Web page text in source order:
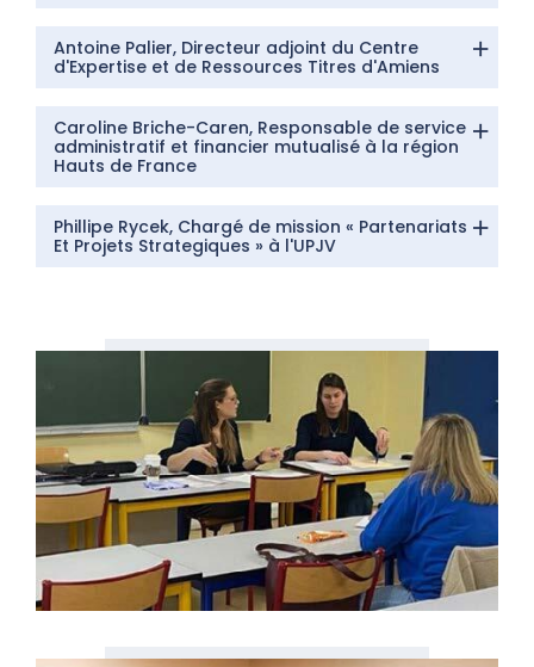
Antoine Palier, Directeur adjoint du Centre
d'Expertise et de Ressources Titres d'Amiens
Caroline Briche-Caren, Responsable de service
administratif et financier mutualisé à la région
Hauts de France
Phillipe Rycek, Chargé de mission « Partenariats
Et Projets Strategiques » à l'UPJV